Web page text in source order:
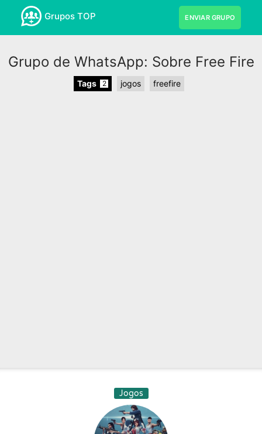
Grupos TOP ENVIAR GRUPO
Grupo de WhatsApp: Sobre Free Fire
Tags 2 jogos freefire
Jogos